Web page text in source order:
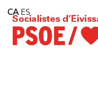
Consell Insular d'Eivissa
Services
Contact
CA ES